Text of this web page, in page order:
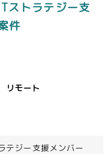
ストラテジー支
件
リモート
テジー支援メンバー